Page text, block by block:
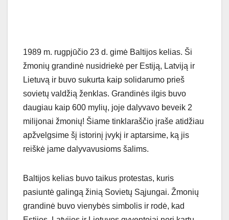
1989 m. rugpjūčio 23 d. gimė Baltijos kelias. Ši
žmonių grandinė nusidriekė per Estiją, Latviją ir
Lietuvą ir buvo sukurta kaip solidarumo prieš
sovietų valdžią ženklas. Grandinės ilgis buvo
daugiau kaip 600 mylių, joje dalyvavo beveik 2
milijonai žmonių! Šiame tinklaraščio įraše atidžiau
apžvelgsime šį istorinį įvykį ir aptarsime, ką jis
reiškė jame dalyvavusioms šalims.
Baltijos kelias buvo taikus protestas, kuris
pasiuntė galingą žinią Sovietų Sąjungai. Žmonių
grandinė buvo vienybės simbolis ir rodė, kad